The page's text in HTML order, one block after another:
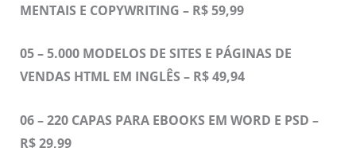
MENTAIS E COPYWRITING – R$ 59,99
05 – 5.000 MODELOS DE SITES E PÁGINAS DE
VENDAS HTML EM INGLÊS – R$ 49,94
06 – 220 CAPAS PARA EBOOKS EM WORD E PSD –
R$ 29,99